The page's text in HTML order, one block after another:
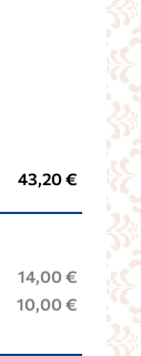
43,20 €
14,00 €
10,00 €